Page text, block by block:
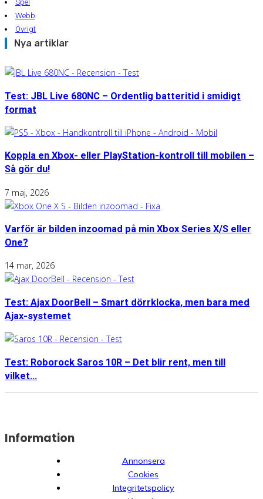
Spel
Webb
Övrigt
Nya artiklar
Test: JBL Live 680NC – Ordentlig batteritid i smidigt
format
Koppla en Xbox- eller PlayStation-kontroll till mobilen –
Så gör du!
7 maj, 2026
Varför är bilden inzoomad på min Xbox Series X/S eller
One?
14 mar, 2026
Test: Ajax DoorBell – Smart dörrklocka, men bara med
Ajax-systemet
Test: Roborock Saros 10R – Det blir rent, men till
vilket...
Information
Annonsera
Cookies
Integritetspolicy